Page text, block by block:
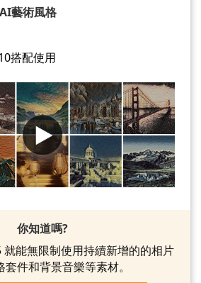
藝術風格
搭配使用
你知道嗎?
能無限制使用持續新增的的相片
套件和背景音樂等素材。